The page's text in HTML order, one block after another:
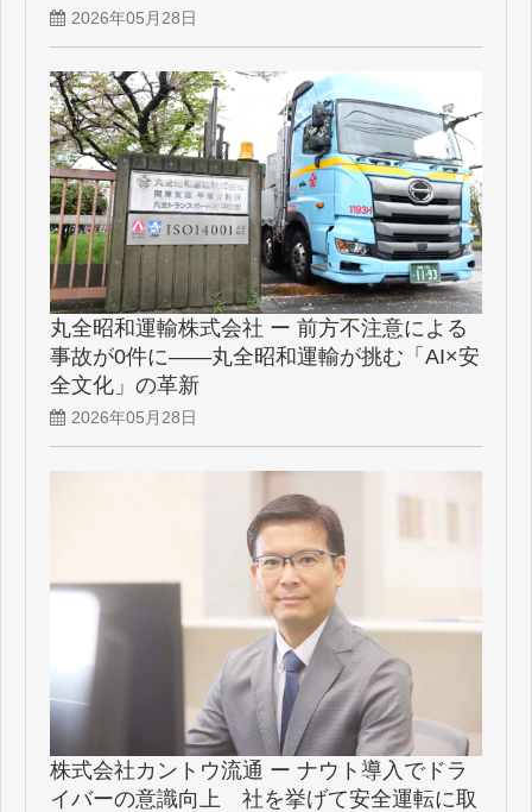
2026年05月28日
丸全昭和運輸株式会社 ー 前方不注意による
事故が0件に――丸全昭和運輸が挑む「AI×安
全文化」の革新
2026年05月28日
株式会社カントウ流通 ー ナウト導入でドラ
イバーの意識向上 社を挙げて安全運転に取